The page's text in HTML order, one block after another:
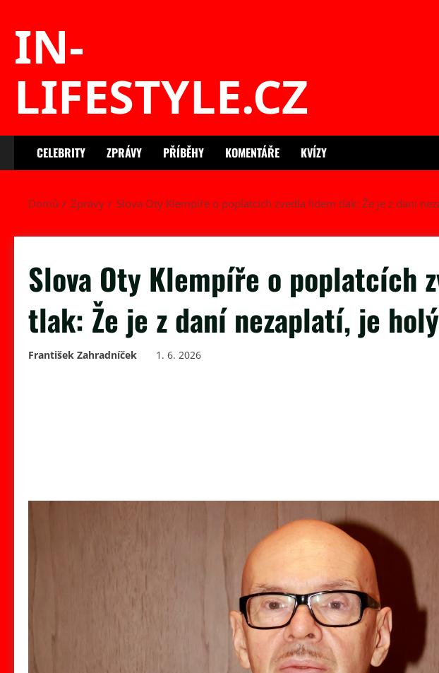
IN-
LIFESTYLE.CZ
CELEBRITY ZPRÁVY PŘÍBĚHY KOMENTÁŘE KVÍZY
Domů Zprávy Slova Oty Klempíře o poplatcích zvedla lidem tlak: Že je z daní
Slova Oty Klempíře o poplatcích
tlak: Že je z daní nezaplatí, je
František Zahradníček 1. 6. 2026